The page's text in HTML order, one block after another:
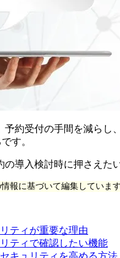
約受付の手間を減らし
す。
の導入検討時に押さえた
報に基づいて編集しています
ティが重要な理由
ティで確認したい機能
キュリティを高める方法